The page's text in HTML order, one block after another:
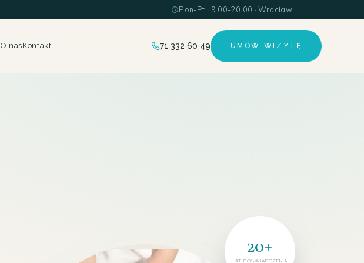
Pon-Pt · 9.00-20.00 · Wrocław
O nasKontakt 71 332 60 49 UMÓW WIZYTĘ
20+
LAT DOŚWIADCZENIA